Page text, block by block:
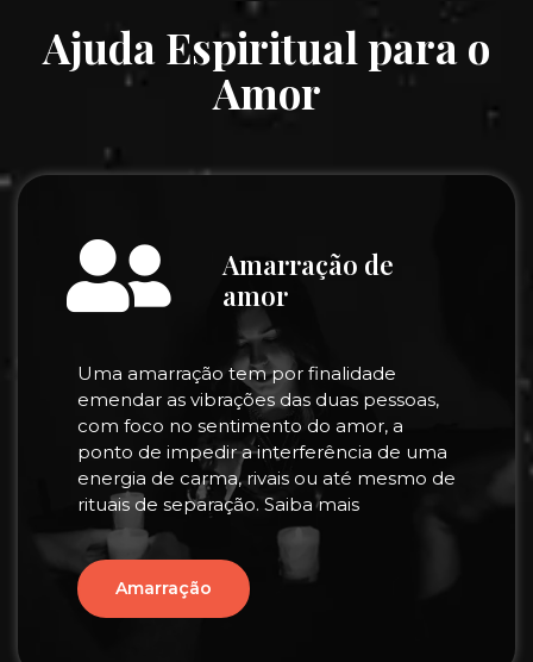
Ajuda Espiritual para o
Amor
Amarração de
amor
Uma amarração tem por finalidade
emendar as vibrações das duas pessoas,
com foco no sentimento do amor, a
ponto de impedir a interferência de uma
energia de carma, rivais ou até mesmo de
rituais de separação. Saiba mais
Amarração